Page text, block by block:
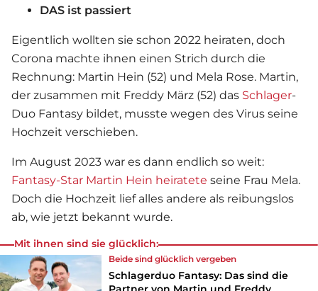
DAS ist passiert
Eigentlich wollten sie schon 2022 heiraten, doch
Corona machte ihnen einen Strich durch die
Rechnung: Martin Hein (52) und Mela Rose. Martin,
der zusammen mit Freddy März (52) das Schlager-
Duo Fantasy bildet, musste wegen des Virus seine
Hochzeit verschieben.
Im August 2023 war es dann endlich so weit:
Fantasy-Star Martin Hein heiratete seine Frau Mela.
Doch die Hochzeit lief alles andere als reibungslos
ab, wie jetzt bekannt wurde.
Mit ihnen sind sie glücklich:
Beide sind glücklich vergeben
Schlagerduo Fantasy: Das sind die